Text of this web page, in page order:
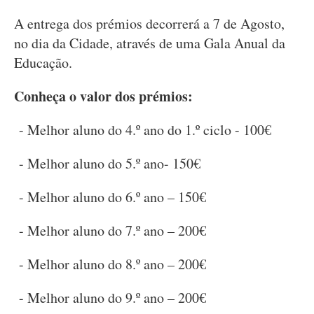
A entrega dos prémios decorrerá a 7 de Agosto,
no dia da Cidade, através de uma Gala Anual da
Educação.
Conheça o valor dos prémios:
- Melhor aluno do 4.º ano do 1.º ciclo - 100€
- Melhor aluno do 5.º ano- 150€
- Melhor aluno do 6.º ano – 150€
- Melhor aluno do 7.º ano – 200€
- Melhor aluno do 8.º ano – 200€
- Melhor aluno do 9.º ano – 200€